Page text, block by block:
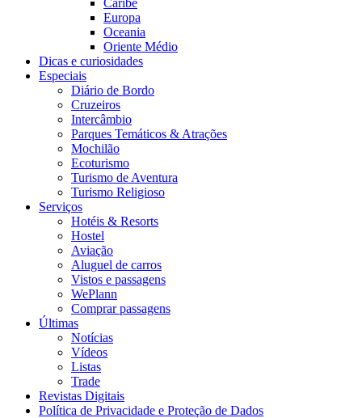
Caribe
Europa
Oceania
Oriente Médio
Dicas e curiosidades
Especiais
Diário de Bordo
Cruzeiros
Intercâmbio
Parques Temáticos & Atrações
Mochilão
Ecoturismo
Turismo de Aventura
Turismo Religioso
Serviços
Hotéis & Resorts
Hostel
Aviação
Aluguel de carros
Vistos e passagens
WePlann
Comprar passagens
Últimas
Notícias
Vídeos
Listas
Trade
Revistas Digitais
Política de Privacidade e Proteção de Dados